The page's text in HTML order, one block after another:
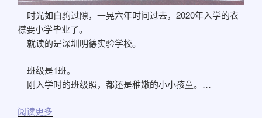
时光如白驹过隙，一晃六年时间过去，2020年入学的衣
襟要小学毕业了。
就读的是深圳明德实验学校。
班级是1班。
刚入学时的班级照，都还是稚嫩的小小孩童。…
阅读更多